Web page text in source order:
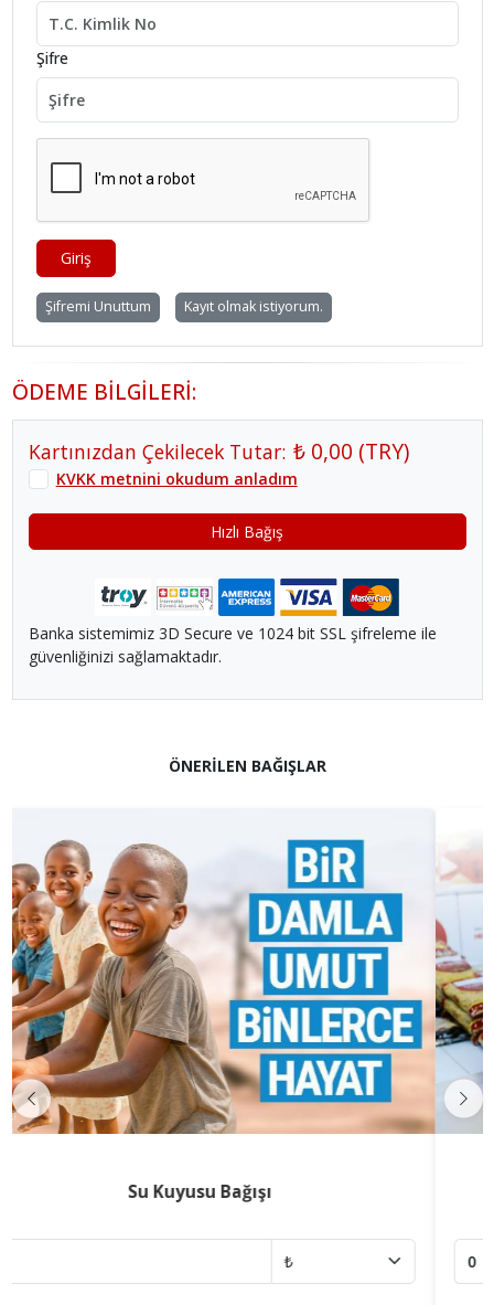
Şifre
Giriş
Şifremi Unuttum Kayıt olmak istiyorum.
ÖDEME BİLGİLERİ:
Kartınızdan Çekilecek Tutar: ₺ 0,00 (TRY)
KVKK metnini okudum anladım
Hızlı Bağış
Banka sistemimiz 3D Secure ve 1024 bit SSL şifreleme ile
güvenliğinizi sağlamaktadır.
ÖNERİLEN BAĞIŞLAR
Yurt İçi Gıda Yardımı
Previous